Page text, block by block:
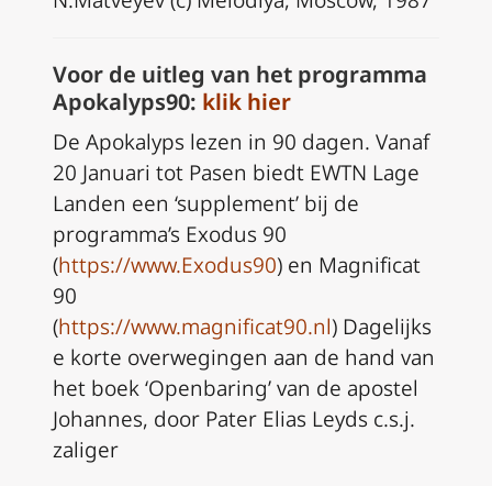
Voor de uitleg van het programma
Apokalyps90: klik hier
De Apokalyps lezen in 90 dagen. Vanaf
20 Januari tot Pasen biedt EWTN Lage
Landen een ‘supplement’ bij de
programma’s Exodus 90
(https://www.Exodus90) en Magnificat
90
(https://www.magnificat90.nl) Dagelijks
e korte overwegingen aan de hand van
het boek ‘Openbaring’ van de apostel
Johannes, door Pater Elias Leyds c.s.j.
zaliger